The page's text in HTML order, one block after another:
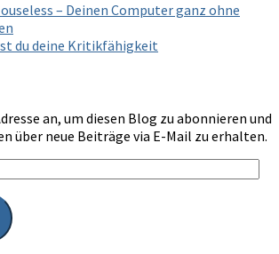
– Deinen Computer ganz ohne
du deine Kritikfähigkeit
an, um diesen Blog zu abonnieren und
über neue Beiträge via E-Mail zu erhalten.